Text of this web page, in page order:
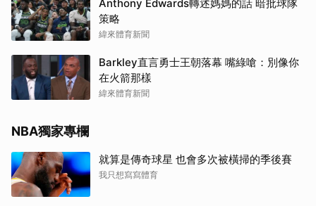
Anthony Edwards轉述媽媽的話 暗批球隊
策略
緯來體育新聞
Barkley直言勇士王朝落幕 嘴綠嗆：別像你
在火箭那樣
緯來體育新聞
NBA獨家專欄
就算是傳奇球星 也會多次被橫掃的季後賽
我只想寫寫體育